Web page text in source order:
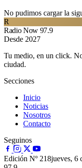
No pudimos cargar la
R
Radio Now 97.9
Desde 2027
Tu medio, en un click.
ciudad.
Secciones
Inicio
Noticias
Nosotros
Contacto
Seguinos
Edición Nº 218jueves, 6